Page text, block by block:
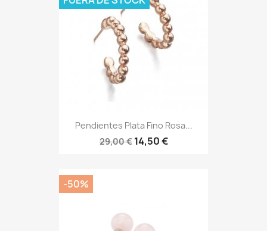
Pendientes Plata Fino Rosa...
29,00 € 14,50 €
-50%